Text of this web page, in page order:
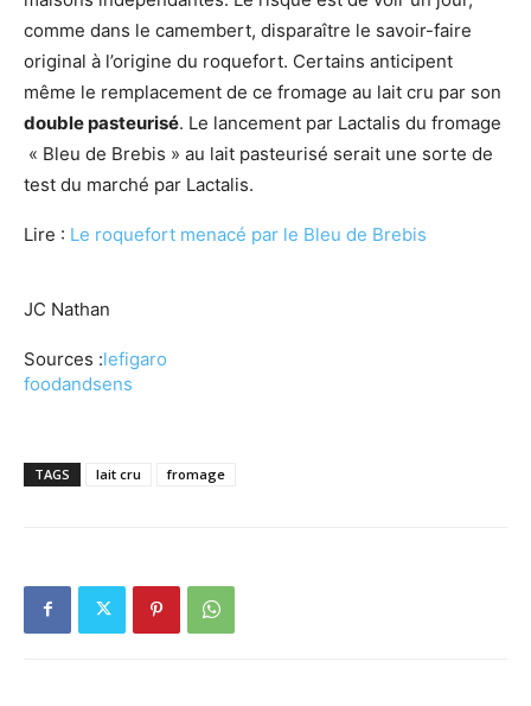
comme dans le camembert, disparaître le savoir-faire
original à l’origine du roquefort. Certains anticipent
même le remplacement de ce fromage au lait cru par son
double pasteurisé. Le lancement par Lactalis du fromage
« Bleu de Brebis » au lait pasteurisé serait une sorte de
test du marché par Lactalis.
Lire : Le roquefort menacé par le Bleu de Brebis
JC Nathan
Sources :lefigaro
foodandsens
TAGS lait cru fromage